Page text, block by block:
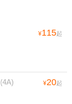
¥115起
(4A) ¥20起